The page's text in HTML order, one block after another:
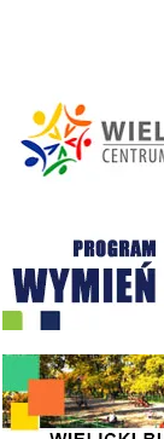
link do strony - Wielicki